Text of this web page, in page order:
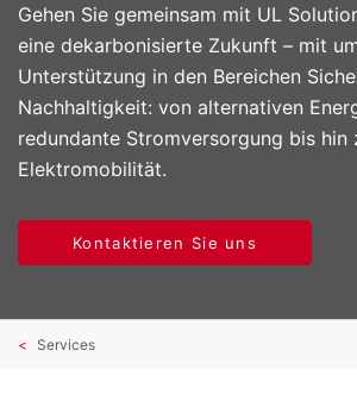
Gehen Sie gemeinsam mit UL
eine dekarbonisierte Zukunft – mit
Unterstützung in den Bereichen
Nachhaltigkeit: von alternativen
redundante Stromversorgung bis hin
Elektromobilität.
Kontaktieren Sie uns
Services